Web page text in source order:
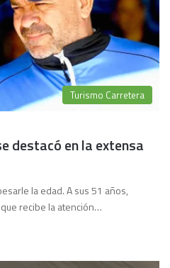
Turismo Carretera
destacó en la extensa
la edad. A sus 51 años,
recibe la atención…